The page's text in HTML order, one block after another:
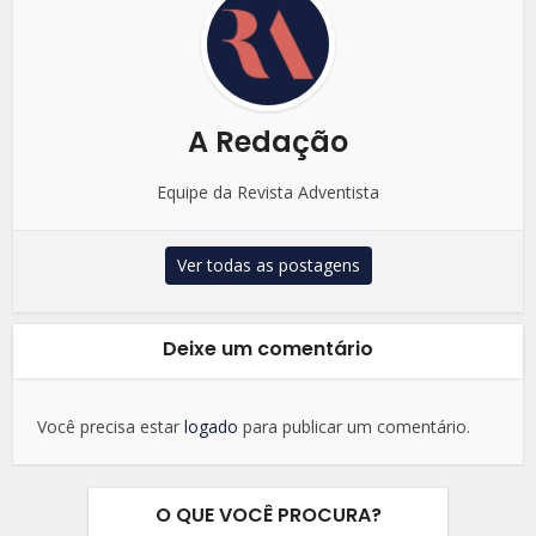
A Redação
Equipe da Revista Adventista
Ver todas as postagens
Deixe um comentário
Você precisa estarlogado para publicar um comentário.
O QUE VOCÊ PROCURA?